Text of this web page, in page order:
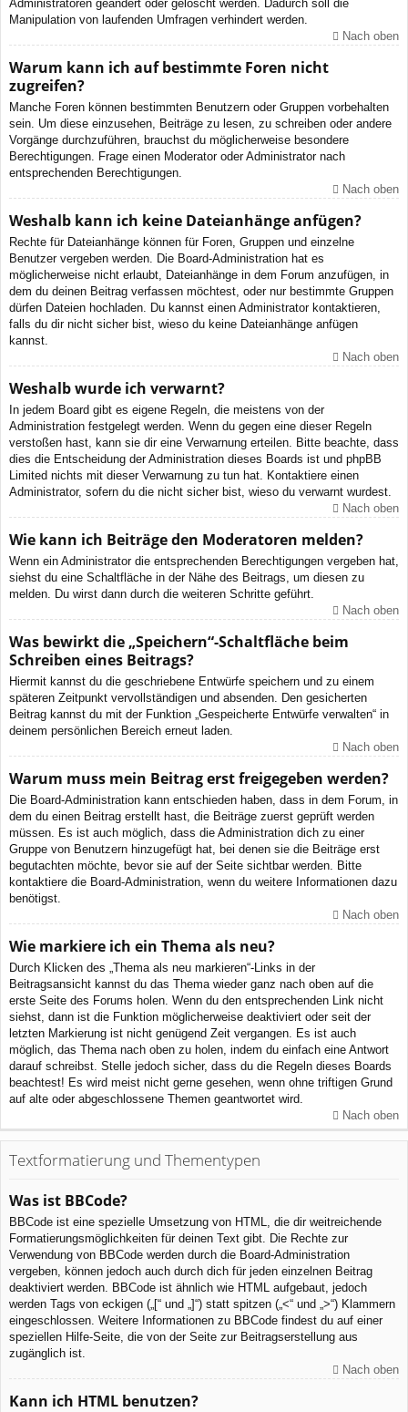
Administratoren geändert oder gelöscht werden. Dadurch soll die
Manipulation von laufenden Umfragen verhindert werden.
Nach oben
Warum kann ich auf bestimmte Foren nicht
zugreifen?
Manche Foren können bestimmten Benutzern oder Gruppen vorbehalten
sein. Um diese einzusehen, Beiträge zu lesen, zu schreiben oder andere
Vorgänge durchzuführen, brauchst du möglicherweise besondere
Berechtigungen. Frage einen Moderator oder Administrator nach
entsprechenden Berechtigungen.
Nach oben
Weshalb kann ich keine Dateianhänge anfügen?
Rechte für Dateianhänge können für Foren, Gruppen und einzelne
Benutzer vergeben werden. Die Board-Administration hat es
möglicherweise nicht erlaubt, Dateianhänge in dem Forum anzufügen, in
dem du deinen Beitrag verfassen möchtest, oder nur bestimmte Gruppen
dürfen Dateien hochladen. Du kannst einen Administrator kontaktieren,
falls du dir nicht sicher bist, wieso du keine Dateianhänge anfügen
kannst.
Nach oben
Weshalb wurde ich verwarnt?
In jedem Board gibt es eigene Regeln, die meistens von der
Administration festgelegt werden. Wenn du gegen eine dieser Regeln
verstoßen hast, kann sie dir eine Verwarnung erteilen. Bitte beachte, dass
dies die Entscheidung der Administration dieses Boards ist und phpBB
Limited nichts mit dieser Verwarnung zu tun hat. Kontaktiere einen
Administrator, sofern du die nicht sicher bist, wieso du verwarnt wurdest.
Nach oben
Wie kann ich Beiträge den Moderatoren melden?
Wenn ein Administrator die entsprechenden Berechtigungen vergeben hat,
siehst du eine Schaltfläche in der Nähe des Beitrags, um diesen zu
melden. Du wirst dann durch die weiteren Schritte geführt.
Nach oben
Was bewirkt die „Speichern“-Schaltfläche beim
Schreiben eines Beitrags?
Hiermit kannst du die geschriebene Entwürfe speichern und zu einem
späteren Zeitpunkt vervollständigen und absenden. Den gesicherten
Beitrag kannst du mit der Funktion „Gespeicherte Entwürfe verwalten“ in
deinem persönlichen Bereich erneut laden.
Nach oben
Warum muss mein Beitrag erst freigegeben werden?
Die Board-Administration kann entschieden haben, dass in dem Forum, in
dem du einen Beitrag erstellt hast, die Beiträge zuerst geprüft werden
müssen. Es ist auch möglich, dass die Administration dich zu einer
Gruppe von Benutzern hinzugefügt hat, bei denen sie die Beiträge erst
begutachten möchte, bevor sie auf der Seite sichtbar werden. Bitte
kontaktiere die Board-Administration, wenn du weitere Informationen dazu
benötigst.
Nach oben
Wie markiere ich ein Thema als neu?
Durch Klicken des „Thema als neu markieren“-Links in der
Beitragsansicht kannst du das Thema wieder ganz nach oben auf die
erste Seite des Forums holen. Wenn du den entsprechenden Link nicht
siehst, dann ist die Funktion möglicherweise deaktiviert oder seit der
letzten Markierung ist nicht genügend Zeit vergangen. Es ist auch
möglich, das Thema nach oben zu holen, indem du einfach eine Antwort
darauf schreibst. Stelle jedoch sicher, dass du die Regeln dieses Boards
beachtest! Es wird meist nicht gerne gesehen, wenn ohne triftigen Grund
auf alte oder abgeschlossene Themen geantwortet wird.
Nach oben
Textformatierung und Thementypen
Was ist BBCode?
BBCode ist eine spezielle Umsetzung von HTML, die dir weitreichende
Formatierungsmöglichkeiten für deinen Text gibt. Die Rechte zur
Verwendung von BBCode werden durch die Board-Administration
vergeben, können jedoch auch durch dich für jeden einzelnen Beitrag
deaktiviert werden. BBCode ist ähnlich wie HTML aufgebaut, jedoch
werden Tags von eckigen („[“ und „]“) statt spitzen („<“ und „>“) Klammern
eingeschlossen. Weitere Informationen zu BBCode findest du auf einer
speziellen Hilfe-Seite, die von der Seite zur Beitragserstellung aus
zugänglich ist.
Nach oben
Kann ich HTML benutzen?